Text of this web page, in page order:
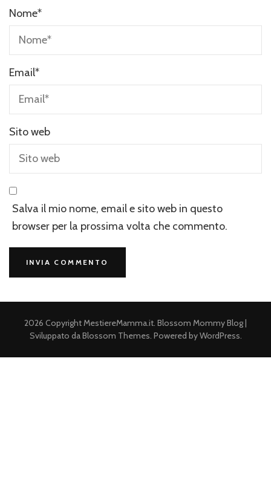
Nome*
Email*
Sito web
Salva il mio nome, email e sito web in questo
browser per la prossima volta che commento.
2026 CopyrightMestiereMamma.it. Blossom Mommy Blog |
Sviluppato daBlossom Themes. Powered byWordPress.